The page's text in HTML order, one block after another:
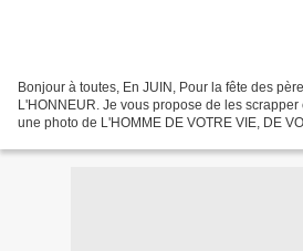
Bonjour à toutes, En JUIN, Pour la fête des
L'HONNEUR. Je vous propose de les
une photo de L'HOMME DE VOTRE VIE, DE